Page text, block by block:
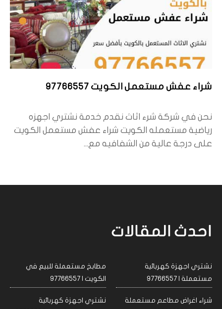
شراء عفش مستعمل الكويت 97766557
نحن في شركة شرء اثاث نقدم خدمة نشتري اجهزه
رياضية مستعمله الكويت شراء عفش مستعمل الكويت
على درجة عالية من الشفافيه مع...
احدث المقالات
نشتري اجهزة كهربائية
مستعملة | 97766557
مطابخ مستعملة للبيع في
الكويت | 97766557
شراء اغراض مطاعم مستعملة
نشتري اجهزة كهربائية